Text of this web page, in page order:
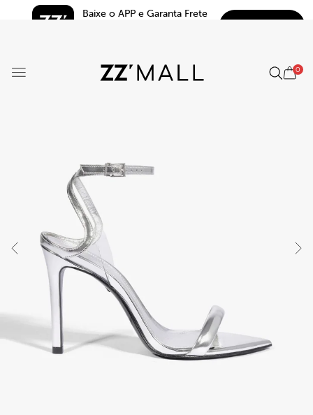
Baixe o APP e Garanta Frete
0